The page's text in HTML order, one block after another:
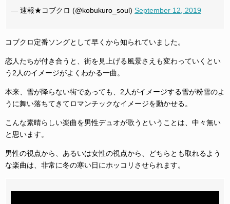
— 速報★コブクロ (@kobukuro_soul) September 12, 2019
コブクロ定番ソングとして早くから知られていました。
恋人たちが付き合うと、街を見上げる風景さえも変わっていくとい
う2人のイメージがよくわかる一曲。
本来、雪が降らない街であっても、2人がイメージする雪が粉雪のよ
うに舞い落ちてきてロマンチックなイメージを動かせる。
こんな素晴らしい楽曲を男性デュオが歌うということは、中々無い
と思います。
男性の視点から、あるいは女性の視点から、どちらとも取れるよう
な楽曲は、非常に冬の寒い日にホッコリさせられます。